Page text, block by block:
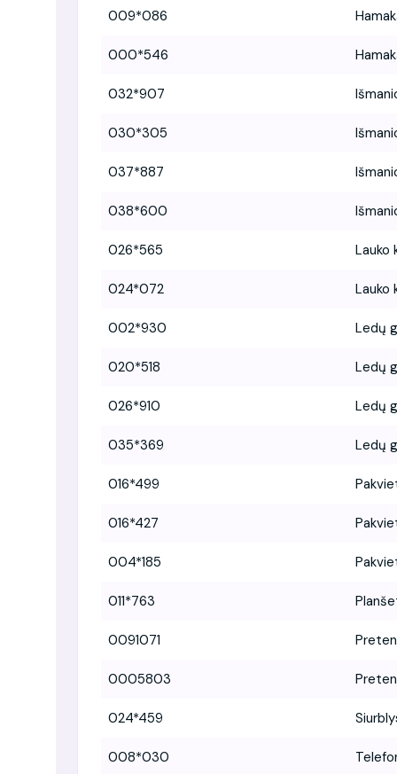
009*086
000*546
032*907
030*305
037*887
038*600
026*565 Lauko
024*072 Lauko
002*930 Ledų
020*518 Ledų
026*910 Ledų
035*369 Ledų
016*499
016*427
004*185
011*763
0091071
0005803
024*459
008*030